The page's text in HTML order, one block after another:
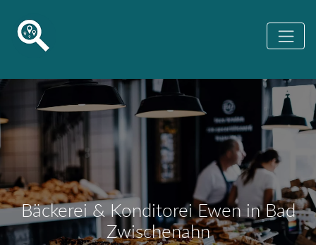
Bäckerei & Konditorei Ewen in Bad
Zwischenahn